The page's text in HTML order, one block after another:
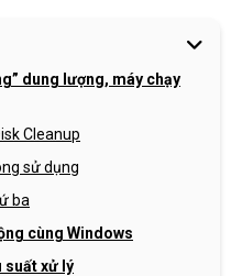
dung lượng, máy chạy
Cleanup
sử dụng
ba
cùng Windows
suất xử lý